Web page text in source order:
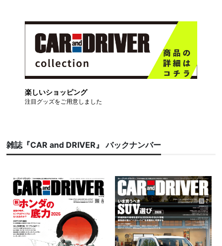
楽しいショッピング
注目グッズをご用意しました
雑誌『CAR and DRIVER』 バックナンバー